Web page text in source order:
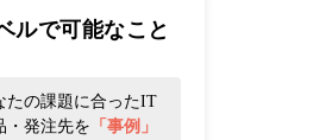
ルで可能なこと
たの課題に合ったIT
・発注先を 「事例」